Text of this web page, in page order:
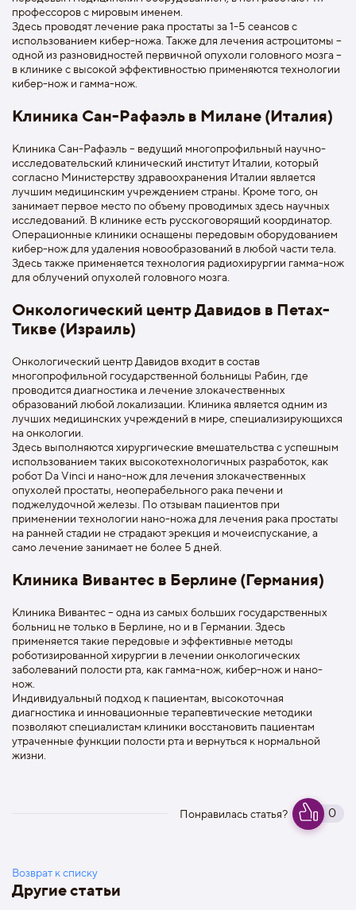
профессоров с мировым именем.
Здесь проводят лечение рака простаты за 1-5 сеансов с
использованием кибер-ножа. Также для лечения астроцитомы –
одной из разновидностей первичной опухоли головного мозга –
в клинике с высокой эффективностью применяются технологии
кибер-нож и гамма-нож.
Клиника Сан-Рафаэль в Милане (Италия)
Клиника Сан-Рафаэль – ведущий многопрофильный научно-
исследовательский клинический институт Италии, который
согласно Министерству здравоохранения Италии является
лучшим медицинским учреждением страны. Кроме того, он
занимает первое место по объему проводимых здесь научных
исследований. В клинике есть русскоговорящий координатор.
Операционные клиники оснащены передовым оборудованием
кибер-нож для удаления новообразований в любой части тела.
Здесь также применяется технология радиохирургии гамма-нож
для облучений опухолей головного мозга.
Онкологический центр Давидов в Петах-
Тикве (Израиль)
Онкологический центр Давидов входит в состав
многопрофильной государственной больницы Рабин, где
проводится диагностика и лечение злокачественных
образований любой локализации. Клиника является одним из
лучших медицинских учреждений в мире, специализирующихся
на онкологии.
Здесь выполняются хирургические вмешательства с успешным
использованием таких высокотехнологичных разработок, как
робот Da Vinci и нано-нож для лечения злокачественных
опухолей простаты, неоперабельного рака печени и
поджелудочной железы. По отзывам пациентов при
применении технологии нано-ножа для лечения рака простаты
на ранней стадии не страдают эрекция и мочеиспускание, а
само лечение занимает не более 5 дней.
Клиника Вивантес в Берлине (Германия)
Клиника Вивантес – одна из самых больших государственных
больниц не только в Берлине, но и в Германии. Здесь
применяется такие передовые и эффективные методы
роботизированной хирургии в лечении онкологических
заболеваний полости рта, как гамма-нож, кибер-нож и нано-
нож.
Индивидуальный подход к пациентам, высокоточная
диагностика и инновационные терапевтические методики
позволяют специалистам клиники восстановить пациентам
утраченные функции полости рта и вернуться к нормальной
жизни.
Понравилась статья? 0
Возврат к списку
Другие статьи